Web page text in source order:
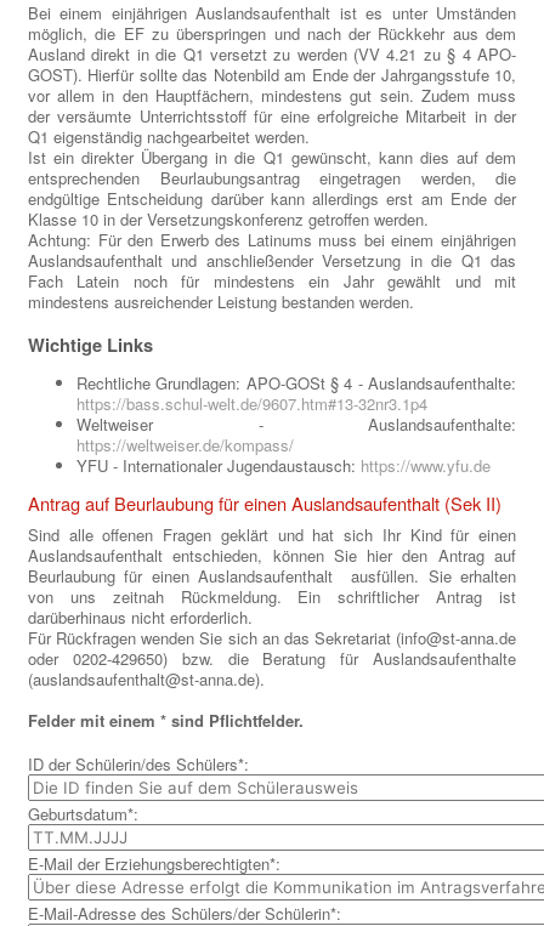
Bei einem einjährigen Auslandsaufenthalt ist es unter Umständen
möglich, die EF zu überspringen und nach der Rückkehr aus dem
Ausland direkt in die Q1 versetzt zu werden (VV 4.21 zu § 4 APO-
GOST). Hierfür sollte das Notenbild am Ende der Jahrgangsstufe 10,
vor allem in den Hauptfächern, mindestens gut sein. Zudem muss
der versäumte Unterrichtsstoff für eine erfolgreiche Mitarbeit in der
Q1 eigenständig nachgearbeitet werden.
Ist ein direkter Übergang in die Q1 gewünscht, kann dies auf dem
entsprechenden Beurlaubungsantrag eingetragen werden, die
endgültige Entscheidung darüber kann allerdings erst am Ende der
Klasse 10 in der Versetzungskonferenz getroffen werden.
Achtung: Für den Erwerb des Latinums muss bei einem einjährigen
Auslandsaufenthalt und anschließender Versetzung in die Q1 das
Fach Latein noch für mindestens ein Jahr gewählt und mit
mindestens ausreichender Leistung bestanden werden.
Wichtige Links
Rechtliche Grundlagen: APO-GOSt § 4 - Auslandsaufenthalte:
https://bass.schul-welt.de/9607.htm#13-32nr3.1p4
Weltweiser - Auslandsaufenthalte:
https://weltweiser.de/kompass/
YFU - Internationaler Jugendaustausch: https://www.yfu.de
Antrag auf Beurlaubung für einen Auslandsaufenthalt (Sek II)
Sind alle offenen Fragen geklärt und hat sich Ihr Kind für einen
Auslandsaufenthalt entschieden, können Sie hier den Antrag auf
Beurlaubung für einen Auslandsaufenthalt ausfüllen. Sie erhalten
von uns zeitnah Rückmeldung. Ein schriftlicher Antrag ist
darüberhinaus nicht erforderlich.
Für Rückfragen wenden Sie sich an das Sekretariat (info@st-anna.de
oder 0202-429650) bzw. die Beratung für Auslandsaufenthalte
(auslandsaufenthalt@st-anna.de).
Felder mit einem * sind Pflichtfelder.
ID der Schülerin/des Schülers*:
Geburtsdatum*:
E-Mail der Erziehungsberechtigten*:
E-Mail-Adresse des Schülers/der Schülerin*: